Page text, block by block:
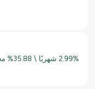
2.99% شهريًا \ 35.88% معدل النسبة السنوية